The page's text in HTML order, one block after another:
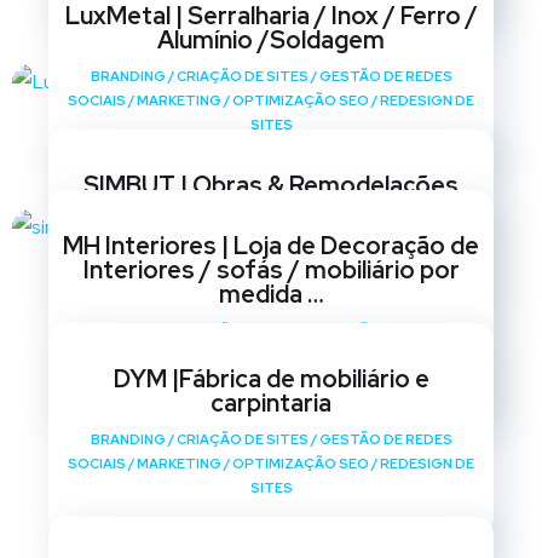
LuxMetal | Serralharia / Inox / Ferro /
Alumínio /Soldagem
BRANDING /CRIAÇÃO DE SITES /GESTÃO DE REDES
SOCIAIS /MARKETING /OPTIMIZAÇÃO SEO /REDESIGN DE
SITES
SIMBUT | Obras & Remodelações
SOCIAIS /MARKETING OPTIMIZAÇÃO SEO/ REDESIGN DE
SITES
MH Interiores | Loja de Decoração de
Interiores / sofás / mobiliário por
medida …
SITES
DYM |Fábrica de mobiliário e
carpintaria
BRANDING /CRIAÇÃO DE SITES /GESTÃO DE REDES
SOCIAIS /MARKETING /OPTIMIZAÇÃO SEO /REDESIGN DE
SITES